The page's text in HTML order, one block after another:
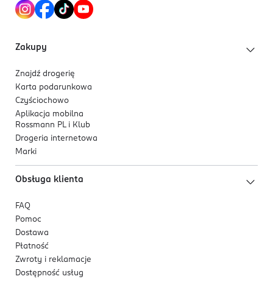
Zakupy
Znajdź drogerię
Karta podarunkowa
Czyściochowo
Aplikacja mobilna
Rossmann PL i Klub
Drogeria internetowa
Marki
Obsługa klienta
FAQ
Pomoc
Dostawa
Płatność
Zwroty i reklamacje
Dostępność usług